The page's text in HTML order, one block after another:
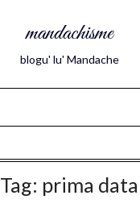
mandachisme
blogu' lu' Mandache
Tag: prima data